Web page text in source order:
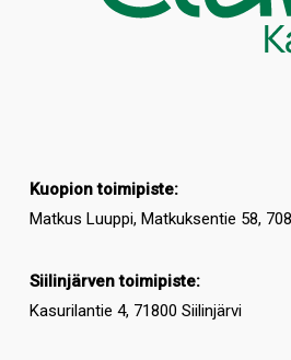
Kuopion toimipiste:
Matkus Luuppi, Matkuksentie 58,
Siilinjärven toimipiste:
Kasurilantie 4, 71800 Siilinjärvi